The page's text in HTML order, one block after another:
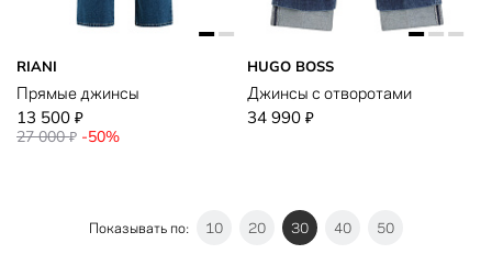
RIANI
Прямые джинсы
13 500 ₽
27 000₽ -50%
HUGO BOSS
Джинсы с отворотами
34 990 ₽
Показывать по: 10 20 30 40 50